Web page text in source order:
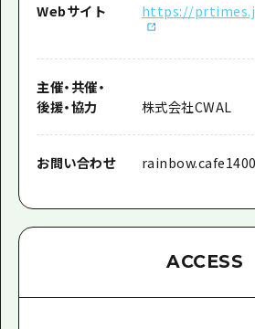
Webサイト https://
主催・共催・
後援・協力 株式会社CWAL
お問い合わせ
ACCESS